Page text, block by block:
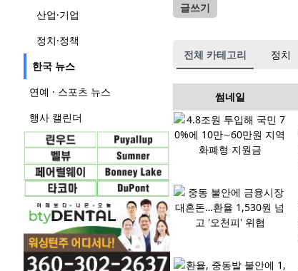
산업·기업
정치·정책
한국 뉴스
연예 · 스포츠 뉴스
행사 캘린더
글쓰기
전체 카테고리 정치
썸네일